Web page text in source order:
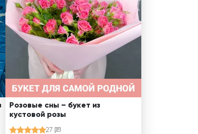
Розовые сны – букет из
кустовой розы
27